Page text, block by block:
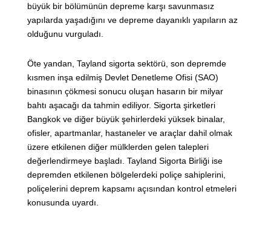
büyük bir bölümünün depreme karşı savunmasız
yapılarda yaşadığını ve depreme dayanıklı yapıların az
olduğunu vurguladı.
Öte yandan, Tayland sigorta sektörü, son depremde
kısmen inşa edilmiş Devlet Denetleme Ofisi (SAO)
binasının çökmesi sonucu oluşan hasarın bir milyar
bahtı aşacağı da tahmin ediliyor. Sigorta şirketleri
Bangkok ve diğer büyük şehirlerdeki yüksek binalar,
ofisler, apartmanlar, hastaneler ve araçlar dahil olmak
üzere etkilenen diğer mülklerden gelen talepleri
değerlendirmeye başladı. Tayland Sigorta Birliği ise
depremden etkilenen bölgelerdeki poliçe sahiplerini,
poliçelerini deprem kapsamı açısından kontrol etmeleri
konusunda uyardı.